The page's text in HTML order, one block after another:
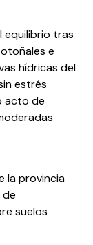
equilibrio tras
e
hídricas del
estrés
acto de
la provincia
suelos